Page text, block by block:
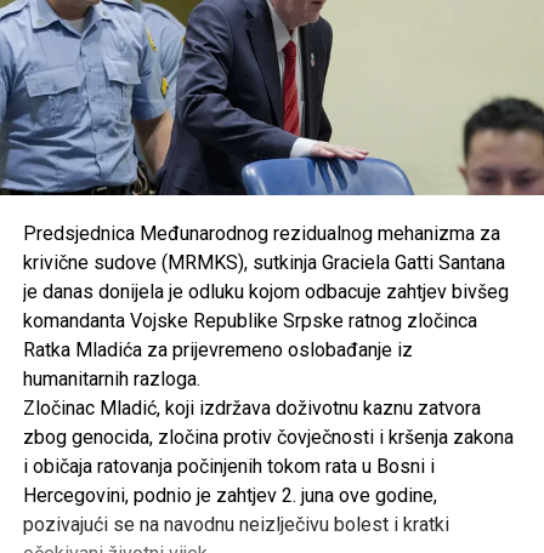
Predsjednica Međunarodnog rezidualnog mehanizma za
krivične sudove (MRMKS), sutkinja Graciela Gatti Santana
je danas donijela je odluku kojom odbacuje zahtjev bivšeg
komandanta Vojske Republike Srpske ratnog zločinca
Ratka Mladića za prijevremeno oslobađanje iz
humanitarnih razloga.
Zločinac Mladić, koji izdržava doživotnu kaznu zatvora
zbog genocida, zločina protiv čovječnosti i kršenja zakona
i običaja ratovanja počinjenih tokom rata u Bosni i
Hercegovini, podnio je zahtjev 2. juna ove godine,
pozivajući se na navodnu neizlječivu bolest i kratki